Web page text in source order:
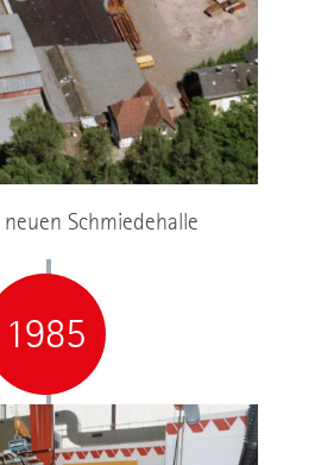
Schmiedehalle
1985